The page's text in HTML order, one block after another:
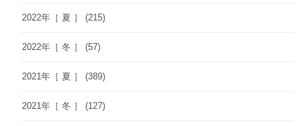
2022年［ 夏 ］ (215)
2022年［ 冬 ］ (57)
2021年［ 夏 ］ (389)
2021年［ 冬 ］ (127)